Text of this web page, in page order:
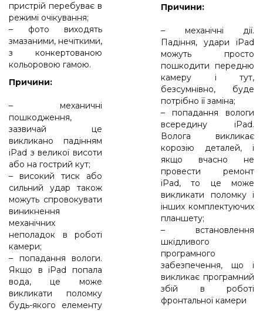
пристрій перебуває в
режимі очікування;
– фото виходять
змазаними, нечіткими,
з конкертованою
кольоровою гамою.
Причини:
– механичні
пошкодження,
зазвичай це
викликано падінням
iPad з великої висоти
або на гострий кут;
– високий тиск або
сильний удар також
можуть спровокувати
виникнення
механічних
неполадок в роботі
камери;
– попадання вологи.
Якщо в iPad попала
вода, це може
викликати поломку
будь-якого елементу
Причини:
– механічні дії.
Падіння, удари iPad
можуть просто
пошкодити передню
камеру і тут,
безсумнівно, буде
потрібно її заміна;
– попадання вологи
всередину iPad.
Волога викликає
корозію деталей, і
якщо вчасно не
провести ремонт
iPad, то це може
викликати поломку і
інших комплектуючих
планшету;
– встановлення
шкідливого
програмного
забезпечення, що і
викликає програмний
збій в роботі
фронтальної камери